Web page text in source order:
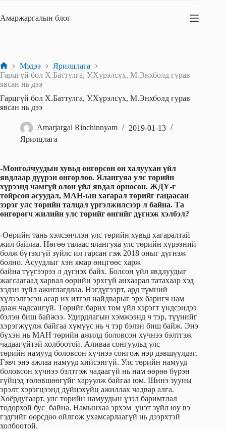
content
Амаржаргалын блог
Home
Мэдээ
Ярилцлага
Гарцгүй бол Х.Баттулга, У.Хүрэлсүх, М.Энхболд гурав
явсан нь дээ
Гарцгүй бол Х.Баттулга, У.Хүрэлсүх, М.Энхболд гурав
явсан нь дээ
Amarjargal Rinchinnyam
2019-01-13
Ярилцлага
-Монголчуудын хувьд өнгөрсөн он халуухан үйл
явдлаар дүүрэн өнгөрлөө. Ялангуяа улс төрийн
хүрээнд чамгүй олон үйл явдал өрнөсөн. ЖДҮ-г
тойрсон асуудал, МАН-ын хагарал төрийг гацаасан
зэрэг улс төрийн талцал үргэлжилсээр л байна. Та
өнгөрөгч жилийн улс төрийг өнгийг дүгнэж хэлбэл?
-Өөрийн тань хэлсэнчлэн улс төрийн хувьд хагаралтай
жил байлаа. Нөгөө талаас ялангуяа улс төрийн хүрээний
болж бүтэхгүй зүйлс ил гарсан гэж 2018 оныг дүгнэж
болно. Асуудлыг хэн ямар өнцгөөс харж
байна түүгээрээ л дүгнэх байх. Болсон үйл явдлуудыг
жагсаагаад харвал өөрийн эрхгүй анхаарал татахаар хэд
хэдэн зүйл ажиглагдлаа. Нэгдүгээрт, ард түмний
хүлээлгэсэн асар их итгэл найдварыг эрх баригч нам
дааж чадсангүй. Төрийг барих том үйл хэрэгт үндсэндээ
бэлэн биш байжээ. Удирдлагын хэмжээнд ч тэр, түүнийг
хэрэгжүүлж байгаа хүмүүс нь ч тэр бэлэн биш байж. Энэ
бүхэн нь МАН төрийн ажилд боловсон хүчнээ бэлтгэж
чадаагүйтэй холбоотой. Аливаа сонгуульд улс
төрийн намууд боловсон хүчнээ сонгож нэр дэвшүүлдэг.
Гэвч энэ ажлаа намууд хийсэнгүй. Улс төрийн намууд
боловсон хүчнээ бэлтгэж чадаагүй нь нам өөрөө бүрэн
гүйцэд төлөвшөөгүйг харуулж байгаа юм. Шинэ зууны
эрэлт хэрэгцээнд дүйцэхүйц ажиллах чадвар алга.
Хоёрдугаарт, улс төрийн намуудын үзэл баримтлал
тодорхой бус байна. Намынхаа эрхэм үнэт зүйл юу вэ
гэдгийг өөрсдөө ойлгож ухамсарлаагүй нь дээрхтэй
холбоотой.